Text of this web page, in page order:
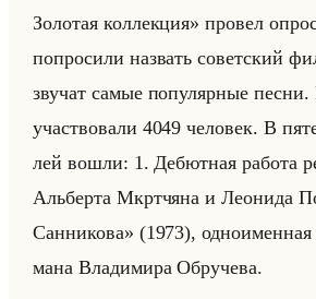
Золотая коллекция» про­вел
по­про­си­ли на­звать со­вет­ский
зву­чат самые по­пу­ляр­ные песни.
участ­во­ва­ли 4049 че­ло­век. В
лей вошли: 1. Де­бют­ная ра­бо­та
Альбер­та Мкрт­чя­на и Лео­ни­да
Санникова» (1973),
ма­на Вла­ди­ми­ра Об­ру­че­ва.